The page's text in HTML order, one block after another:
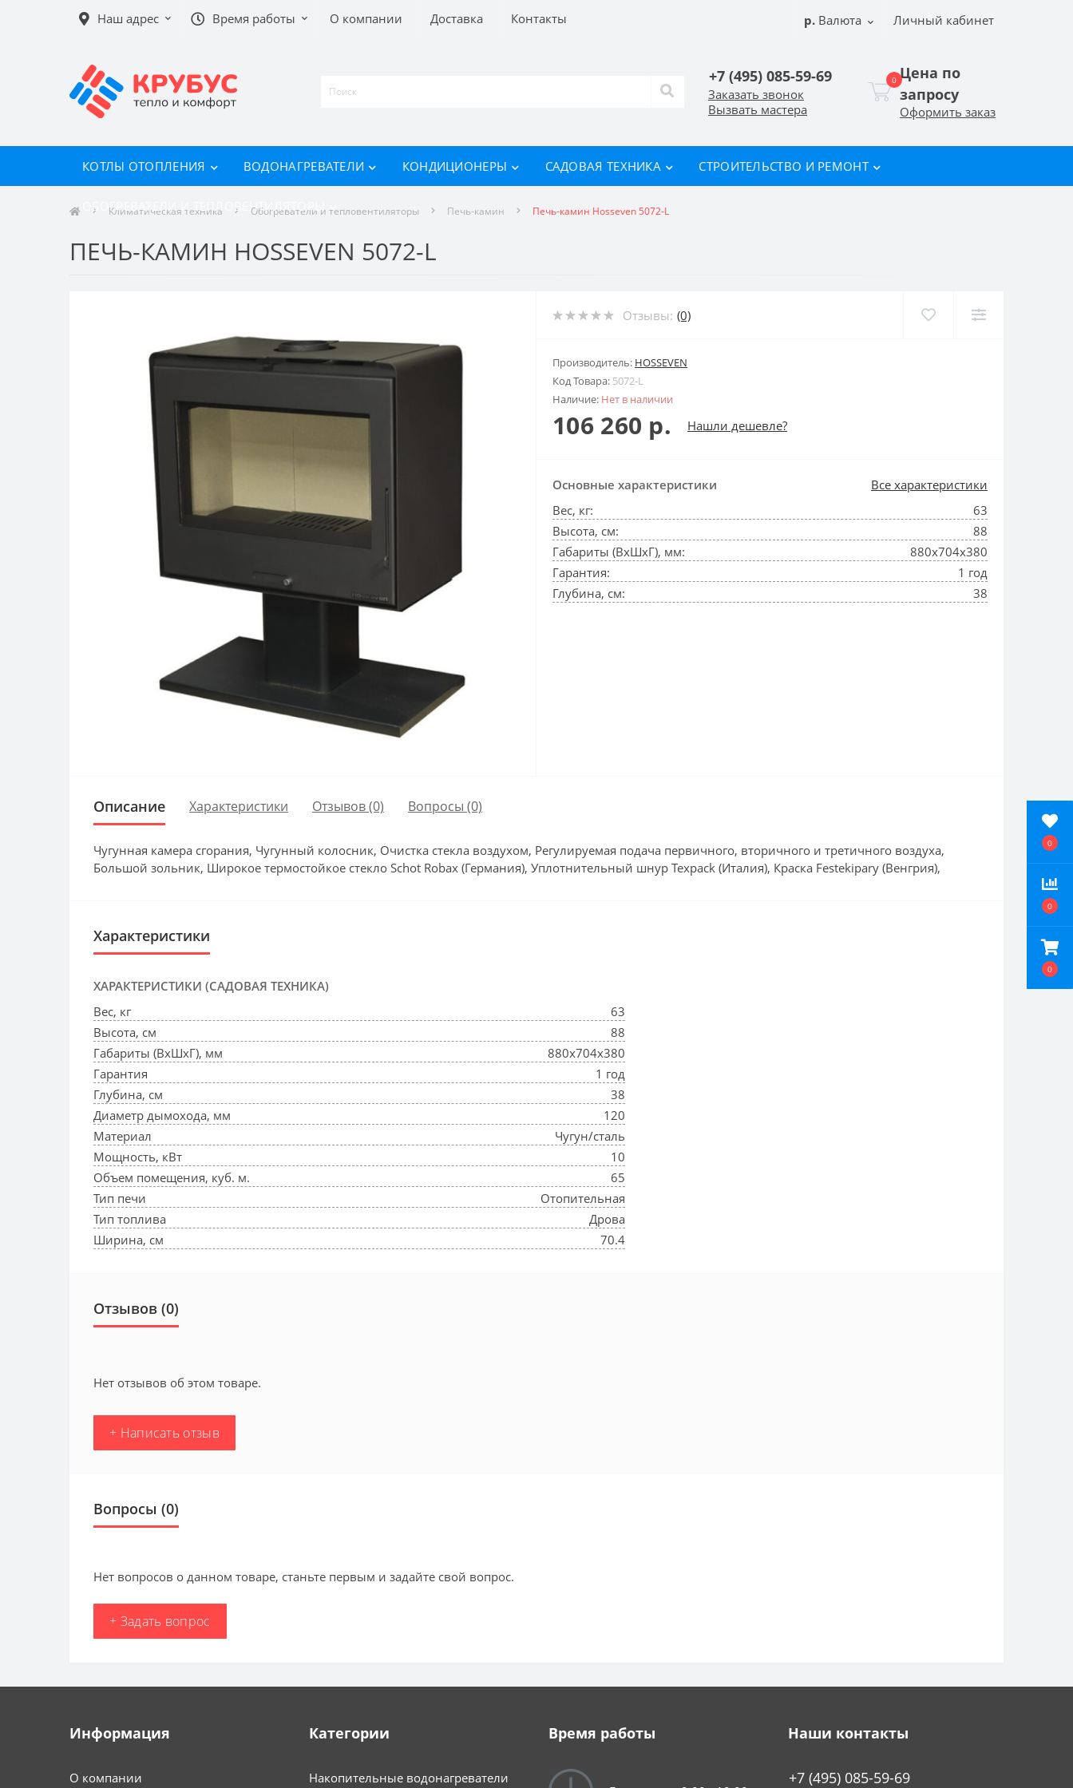
0
0
0
Наш адрес Время работы О компании Доставка Контакты р. Валюта Личный кабинет
+7 (495) 085-59-69
Заказать звонок
Вызвать мастера
0 Цена по
запросу
Оформить заказ
КОТЛЫ ОТОПЛЕНИЯ ВОДОНАГРЕВАТЕЛИ КОНДИЦИОНЕРЫ САДОВАЯ ТЕХНИКА СТРОИТЕЛЬСТВО И РЕМОНТ
ОБОГРЕВАТЕЛИ И ТЕПЛОВЕНТИЛЯТОРЫ
Климатическая техника Обогреватели и тепловентиляторы Печь-камин Печь-камин Hosseven 5072-L
ПЕЧЬ-КАМИН HOSSEVEN 5072-L
Отзывы: (0)
Производитель: HOSSEVEN
Код Товара: 5072-L
Наличие: Нет в наличии
106 260 р. Нашли дешевле?
Основные характеристики
Все характеристики
Вес, кг:
63
Высота, см:
88
Габариты (ВхШхГ), мм:
880х704х380
Гарантия:
1 год
Глубина, см:
38
Описание Характеристики Отзывов (0) Вопросы (0)
Чугунная камера сгорания, Чугунный колосник, Очистка стекла воздухом, Регулируемая подача первичного, вторичного и третичного воздуха,
Большой зольник, Широкое термостойкое стекло Schot Robax (Германия), Уплотнительный шнур Texpack (Италия), Краска Festekipary (Венгрия),
Характеристики
ХАРАКТЕРИСТИКИ (САДОВАЯ ТЕХНИКА)
Вес, кг
63
Высота, см
88
Габариты (ВхШхГ), мм
880х704х380
Гарантия
1 год
Глубина, см
38
Диаметр дымохода, мм
120
Материал
Чугун/сталь
Мощность, кВт
10
Объем помещения, куб. м.
65
Тип печи
Отопительная
Тип топлива
Дрова
Ширина, см
70.4
Отзывов (0)
Нет отзывов об этом товаре.
+ Написать отзыв
Вопросы (0)
Нет вопросов о данном товаре, станьте первым и задайте свой вопрос.
+ Задать вопрос
Информация
О компании
Категории
Накопительные водонагреватели
Время работы Наши контакты
+7 (495) 085-59-69